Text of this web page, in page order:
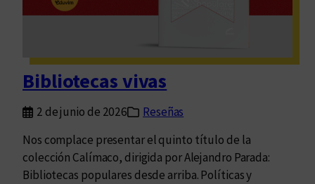
Bibliotecas vivas
2 de junio de 2026
Reseñas
Nos complace presentar el quinto título de la
colección Calímaco, dirigida por Alejandro Parada:
Bibliotecas populares desde arriba. Políticas y